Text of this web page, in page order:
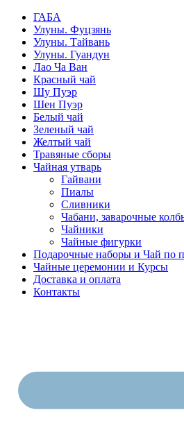
ГАБА
Улуны. Фуцзянь
Улуны. Тайвань
Улуны. Гуандун
Лао Ча Ван
Красный чай
Шу Пуэр
Шен Пуэр
Белый чай
Зеленый чай
Желтый чай
Травяные сборы
Чайная утварь
Гайвани
Пиалы
Сливники
Чабани, заварочные
Чайники
Чайные фигурки
Подарочные наборы и Чай по
Чайные церемонии и Курсы
Доставка и оплата
Контакты